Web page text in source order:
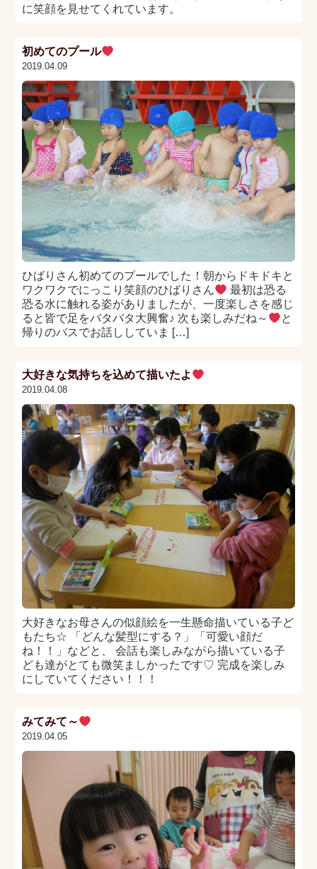
に笑顔を見せてくれています。
初めてのプール
2019.04.09
ひばりさん初めてのプールでした！朝からドキドキと
ワクワクでにっこり笑顔のひばりさん
最初は恐る
恐る水に触れる姿がありましたが、一度楽しさを感じ
ると皆で足をバタバタ大興奮♪ 次も楽しみだね～
と
帰りのバスでお話ししていま […]
大好きな気持ちを込めて描いたよ
2019.04.08
大好きなお母さんの似顔絵を一生懸命描いている子ど
もたち☆ 「どんな髪型にする？」「可愛い顔だ
ね！！」などと、 会話も楽しみながら描いている子
ども達がとても微笑ましかったです♡ 完成を楽しみ
にしていてください！！！
みてみて～
2019.04.05